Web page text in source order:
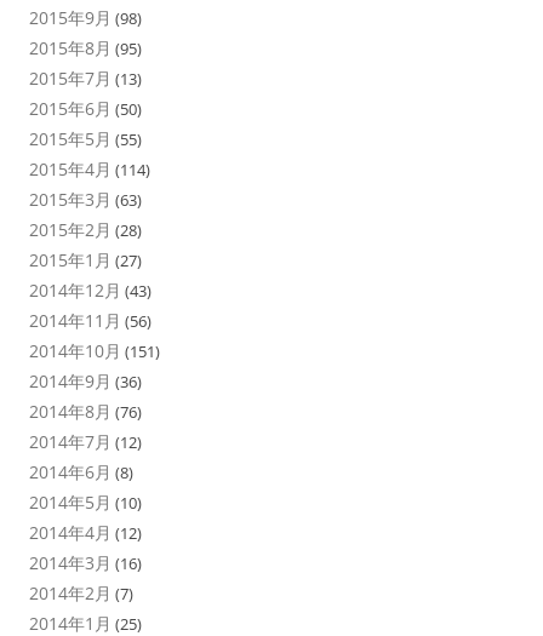
2015年9月 (98)
2015年8月 (95)
2015年7月 (13)
2015年6月 (50)
2015年5月 (55)
2015年4月 (114)
2015年3月 (63)
2015年2月 (28)
2015年1月 (27)
2014年12月 (43)
2014年11月 (56)
2014年10月 (151)
2014年9月 (36)
2014年8月 (76)
2014年7月 (12)
2014年6月 (8)
2014年5月 (10)
2014年4月 (12)
2014年3月 (16)
2014年2月 (7)
2014年1月 (25)